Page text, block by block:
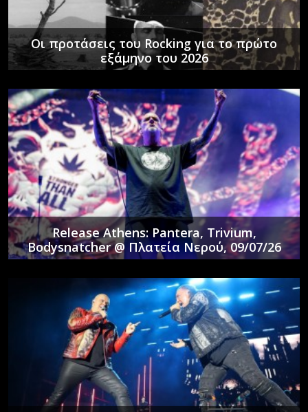
Οι προτάσεις του Rocking για το πρώτο
εξάμηνο του 2026
Release Athens: Pantera, Trivium,
Bodysnatcher @ Πλατεία Νερού, 09/07/26